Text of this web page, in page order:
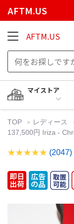
AFTM.US
AFTM.US
マイストア
TOP レディース
137,500円 Iriza -
(2047)